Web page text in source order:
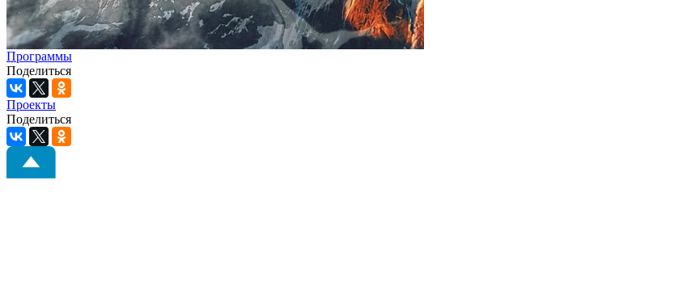
Программы
Поделиться
Проекты
Поделиться